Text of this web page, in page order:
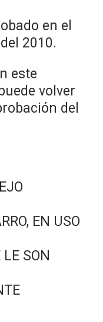
en el
2010.
este
volver
del
EN USO
LE SON